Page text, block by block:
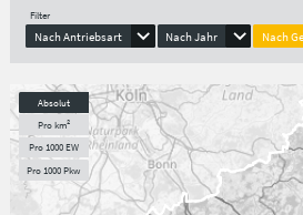
Filter
Nach Antriebsart Nach Jahr Nach
Absolut
Pro km²
Pro 1000 EW
Pro 1000 Pkw